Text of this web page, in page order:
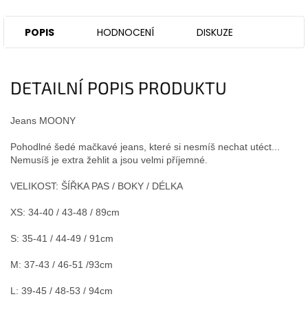
POPIS HODNOCENÍ DISKUZE
DETAILNÍ POPIS PRODUKTU
Jeans MOONY
Pohodlné šedé mačkavé jeans, které si nesmíš nechat utéct...
Nemusíš je extra žehlit a jsou velmi příjemné.
VELIKOST: ŠÍŘKA PAS / BOKY / DÉLKA
XS: 34-40 / 43-48 / 89cm
S: 35-41 / 44-49 / 91cm
M: 37-43 / 46-51 /93cm
L: 39-45 / 48-53 / 94cm